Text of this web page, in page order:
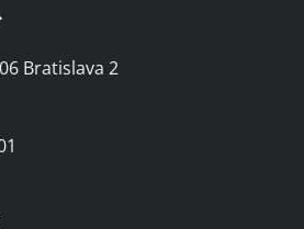
Bratislava 2